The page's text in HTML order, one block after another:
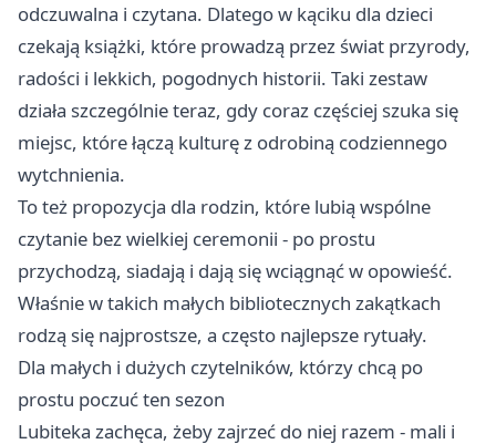
odczuwalna i czytana. Dlatego w kąciku dla dzieci
czekają książki, które prowadzą przez świat przyrody,
radości i lekkich, pogodnych historii. Taki zestaw
działa szczególnie teraz, gdy coraz częściej szuka się
miejsc, które łączą kulturę z odrobiną codziennego
wytchnienia.
To też propozycja dla rodzin, które lubią wspólne
czytanie bez wielkiej ceremonii - po prostu
przychodzą, siadają i dają się wciągnąć w opowieść.
Właśnie w takich małych bibliotecznych zakątkach
rodzą się najprostsze, a często najlepsze rytuały.
Dla małych i dużych czytelników, którzy chcą po
prostu poczuć ten sezon
Lubiteka zachęca, żeby zajrzeć do niej razem - mali i